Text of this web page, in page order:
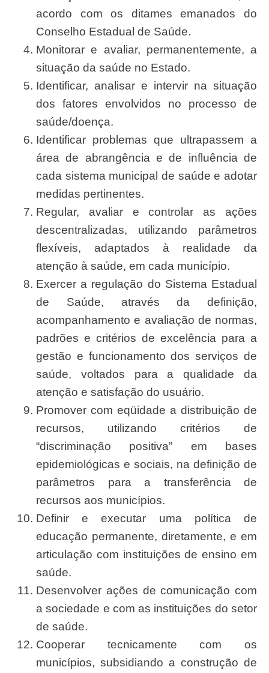
acordo com os ditames emanados do
Conselho Estadual de Saúde.
Monitorar e avaliar, permanentemente, a
situação da saúde no Estado.
Identificar, analisar e intervir na situação
dos fatores envolvidos no processo de
saúde/doença.
Identificar problemas que ultrapassem a
área de abrangência e de influência de
cada sistema municipal de saúde e adotar
medidas pertinentes.
Regular, avaliar e controlar as ações
descentralizadas, utilizando parâmetros
flexíveis, adaptados à realidade da
atenção à saúde, em cada município.
Exercer a regulação do Sistema Estadual
de Saúde, através da definição,
acompanhamento e avaliação de normas,
padrões e critérios de excelência para a
gestão e funcionamento dos serviços de
saúde, voltados para a qualidade da
atenção e satisfação do usuário.
Promover com eqüidade a distribuição de
recursos, utilizando critérios de
“discriminação positiva” em bases
epidemiológicas e sociais, na definição de
parâmetros para a transferência de
recursos aos municípios.
Definir e executar uma política de
educação permanente, diretamente, e em
articulação com instituições de ensino em
saúde.
Desenvolver ações de comunicação com
a sociedade e com as instituições do setor
de saúde.
Cooperar tecnicamente com os
municípios, subsidiando a construção de